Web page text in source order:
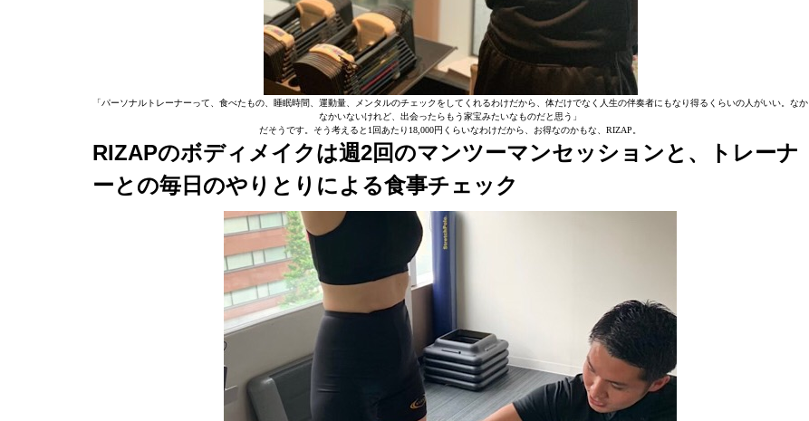
「パーソナルトレーナーって、食べたもの、睡眠時間、運動量、メンタルのチェックをしてくれるわけだから、体だけでなく人生の伴奏者にもなり得るくらいの人がいい。なか
なかいないけれど、出会ったらもう家宝みたいなものだと思う」
だそうです。そう考えると1回あたり18,000円くらいなわけだから、お得なのかもな、RIZAP。
RIZAPのボディメイクは週2回のマンツーマンセッションと、トレーナ
ーとの毎日のやりとりによる食事チェック